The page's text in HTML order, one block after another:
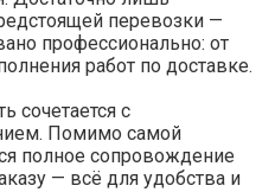
перевозки —
профессионально: от
работ по доставке.
сочетается с
Помимо самой
полное сопровождение
— всё для удобства и